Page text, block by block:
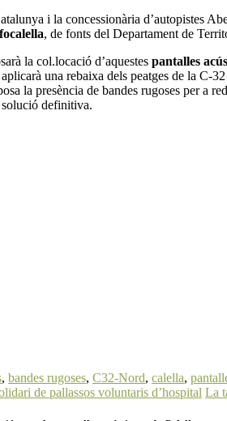
i la concessionària d’autopistes
, de fonts del Departament de
la col.locació d’aquestes pantalles
una rebaixa dels peatges de la C-
la presència de bandes rugoses per a
solució definitiva.
, bandes rugoses, C32-Nord, calella,
de pallassos voluntaris d’hospital La